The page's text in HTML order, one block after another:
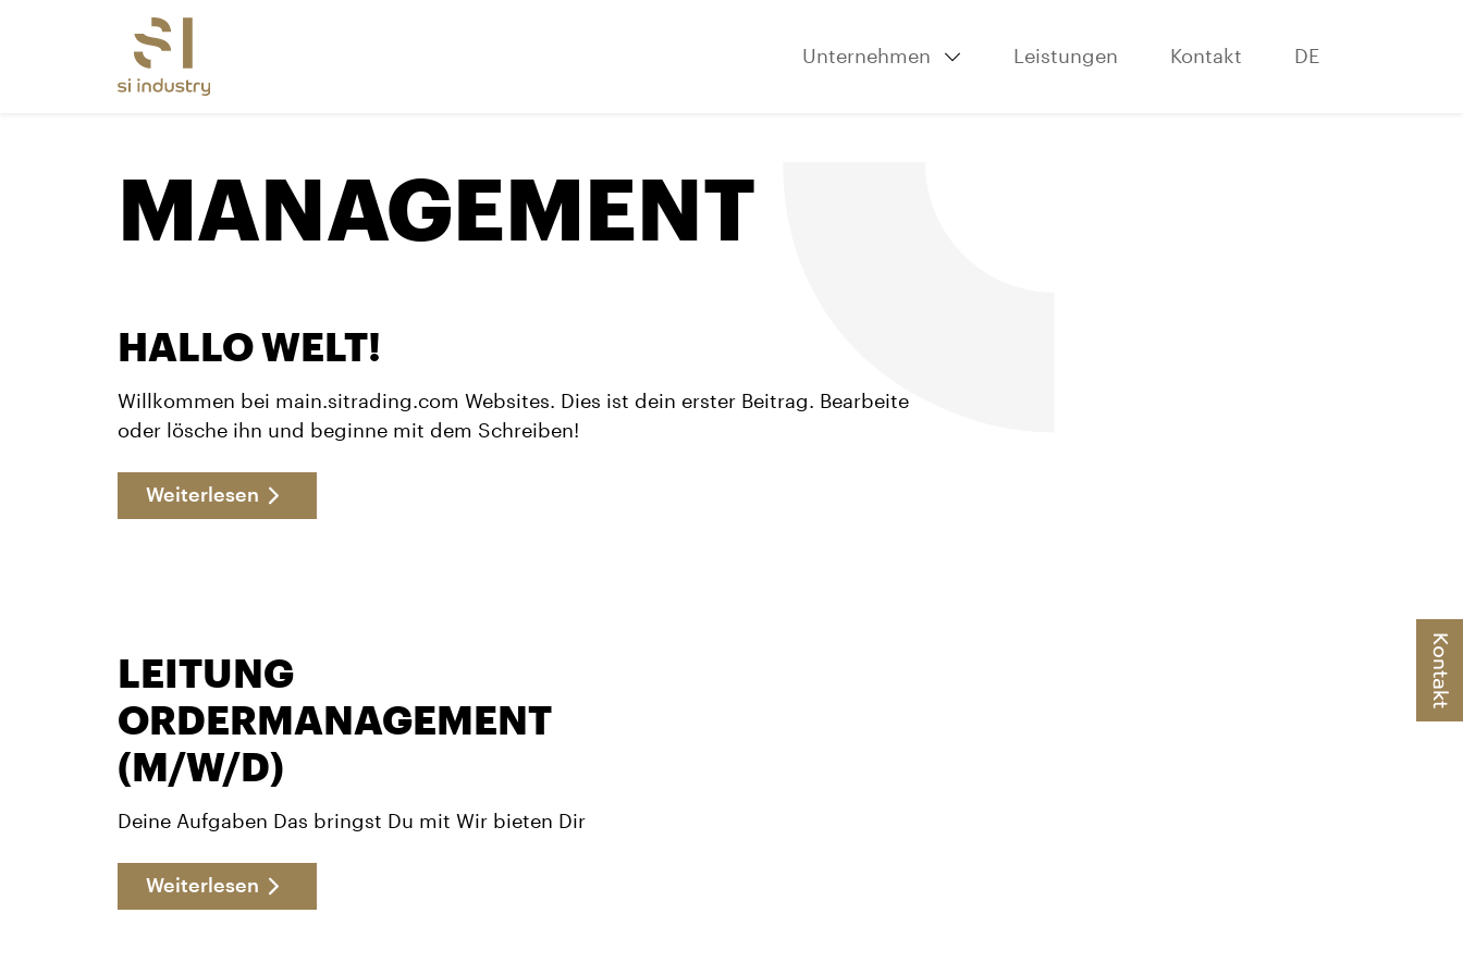
Unternehmen Leistungen Kontakt DE
MANAGEMENT
HALLO WELT!
Willkommen bei main.sitrading.com Websites. Dies ist dein erster Beitrag. Bearbeite
oder lösche ihn und beginne mit dem Schreiben!
Weiterlesen
LEITUNG
ORDERMANAGEMENT
(M/W/D)
Deine Aufgaben Das bringst Du mit Wir bieten Dir
Weiterlesen
Kontakt